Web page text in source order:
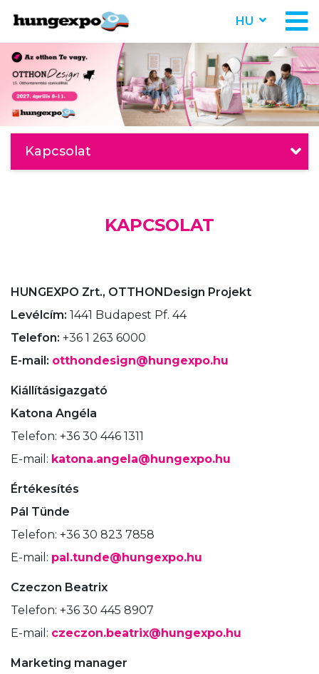
HU
Kapcsolat
KAPCSOLAT
HUNGEXPO Zrt., OTTHONDesign Projekt
Levélcím: 1441 Budapest Pf. 44
Telefon: +36 1 263 6000
E-mail: otthondesign@hungexpo.hu
Kiállításigazgató
Katona Angéla
Telefon: +36 30 446 1311
E-mail: katona.angela@hungexpo.hu
Értékesítés
Pál Tünde
Telefon: +36 30 823 7858
E-mail: pal.tunde@hungexpo.hu
Czeczon Beatrix
Telefon: +36 30 445 8907
E-mail: czeczon.beatrix@hungexpo.hu
Marketing manager